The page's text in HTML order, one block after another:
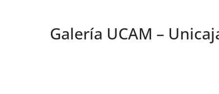
Galería UCAM –